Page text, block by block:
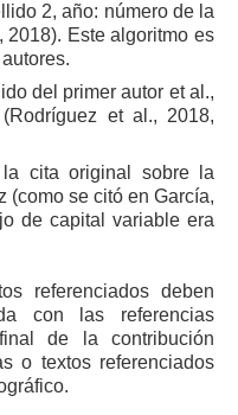
2, año: número de la
2018). Este algoritmo es
del primer autor et al.,
et al., 2018,
cita original sobre la
(como se citó en García,
de capital variable era
referenciados deben
con las referencias
de la contribución
o textos referenciados